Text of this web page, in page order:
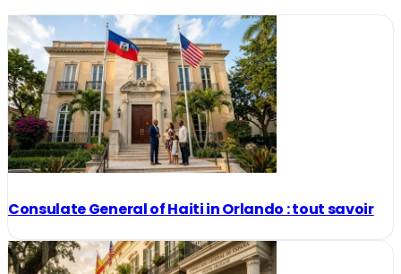
Consulate General of Haiti in Orlando : tout savoir